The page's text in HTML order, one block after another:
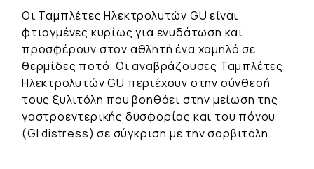
Οι Ταμπλέτες Ηλεκτρολυτών GU είναι
φτιαγμένες κυρίως για ενυδάτωση και
προσφέρουν στον αθλητή ένα χαμηλό σε
θερμίδες ποτό. Οι αναβράζουσες Ταμπλέτες
Ηλεκτρολυτών GU περιέχουν στην σύνθεσή
τους ξυλιτόλη που βοηθάει στην μείωση της
γαστροεντερικής δυσφορίας και του πόνου
(GI distress) σε σύγκριση με την σορβιτόλη.